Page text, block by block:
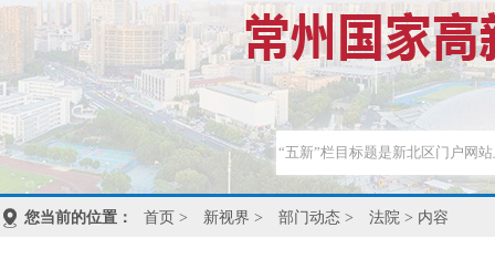
您当前的位置： 首页 > 新视界 > 部门动态 > 法院 > 内容